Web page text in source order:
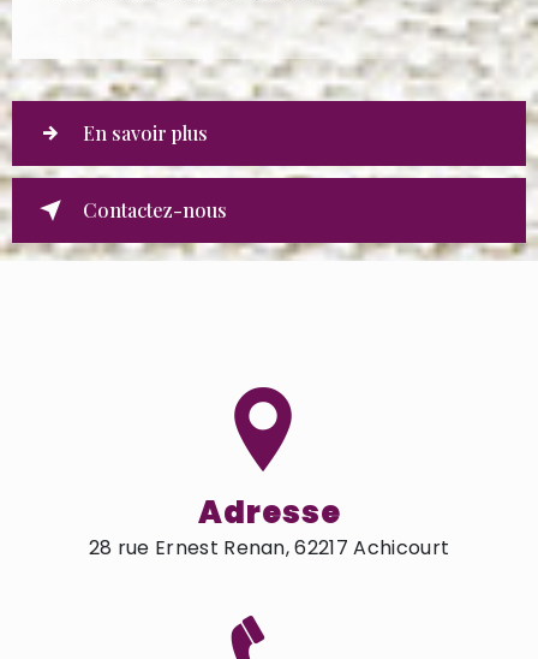
En savoir plus
Contactez-nous
Adresse
28 rue Ernest Renan, 62217 Achicourt